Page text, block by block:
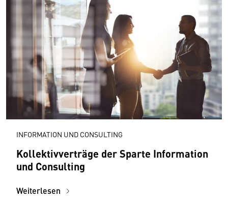
INFORMATION UND CONSULTING
Kollektivverträge der Sparte Information
und Consulting
Weiterlesen